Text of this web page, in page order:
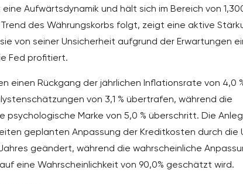
Aufwärtsdynamik und hält sich im Bereich von
des Währungskorbs folgt, zeigt eine aktive
von seiner Unsicherheit aufgrund der Erwartungen
Fed profitiert.
einen Rückgang der jährlichen Inflationsrate von 4,0
von 3,1 % übertrafen, während die
psychologische Marke von 5,0 % überschritt. Die
geplanten Anpassung der Kreditkosten durch die
geändert, während die wahrscheinliche
eine Wahrscheinlichkeit von 90,0% geschätzt wird.